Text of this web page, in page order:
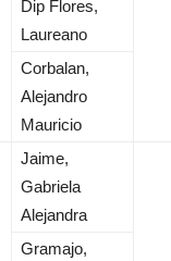
Dip Flores,
Laureano
Corbalan,
Alejandro
Mauricio
Jaime,
Gabriela
Alejandra
Gramajo,